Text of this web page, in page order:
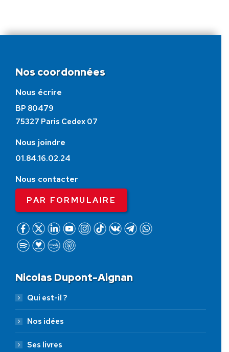
Nos coordonnées
Nous écrire
BP 80479
75327 Paris Cedex 07
Nous joindre
01.84.16.02.24
Nous contacter
PAR FORMULAIRE
Nicolas Dupont-Aignan
Qui est-il ?
Nos idées
Ses livres